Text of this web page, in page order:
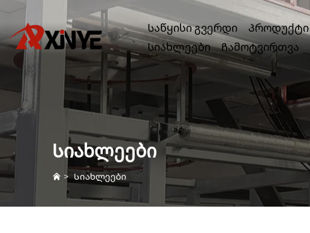
Საწყისი გვერდი Პროდუქტი
Სიახლეები
Ჩამოტვირთვა
Სიახლეები
>Სიახლეები